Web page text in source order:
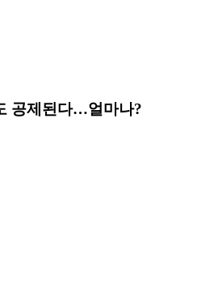
공제된다…얼마나?